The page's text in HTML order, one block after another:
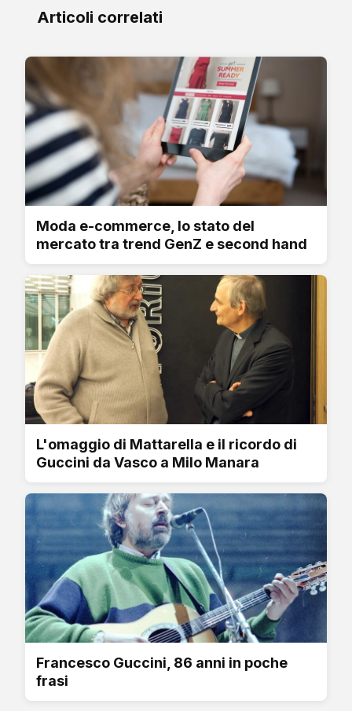
Articoli correlati
Moda e-commerce, lo stato del
mercato tra trend GenZ e second hand
L'omaggio di Mattarella e il ricordo di
Guccini da Vasco a Milo Manara
Francesco Guccini, 86 anni in poche
frasi